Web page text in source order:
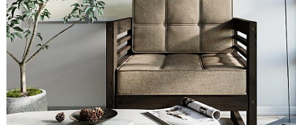
127 140 ₽
Столовая
Буфеты и бары
Комоды для кухни
Лавки и скамьи
Полки и ящики
Столы кофейные и чайные
Столы обеденные